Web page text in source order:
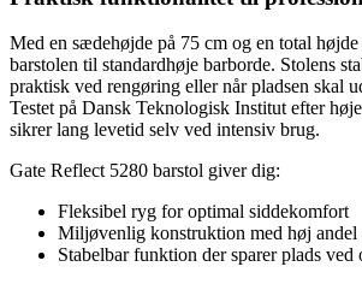
Med en sædehøjde på 75 cm og en total højde
barstolen til standardhøje barborde. Stolens
praktisk ved rengøring eller når pladsen skal
Testet på Dansk Teknologisk Institut efter
sikrer lang levetid selv ved intensiv brug.
Gate Reflect 5280 barstol giver dig:
Fleksibel ryg for optimal siddekomfort
Miljøvenlig konstruktion med høj andel
Stabelbar funktion der sparer plads ved